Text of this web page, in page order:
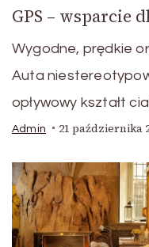
GPS – wsparcie
Wygodne, prędkie
Auta
opływowy kształt
Admin 21 października